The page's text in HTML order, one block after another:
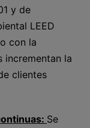
y de
LEED
con la
incrementan la
clientes
Se